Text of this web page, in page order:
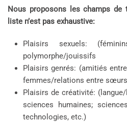
Nous proposons les champs de
liste n’est pas exhaustive:
Plaisirs sexuels: (féminins/
polymorphe/jouissifs
Plaisirs genrés: (amitiés
femmes/relations entre
Plaisirs de créativité:
sciences humaines;
technologies, etc.)